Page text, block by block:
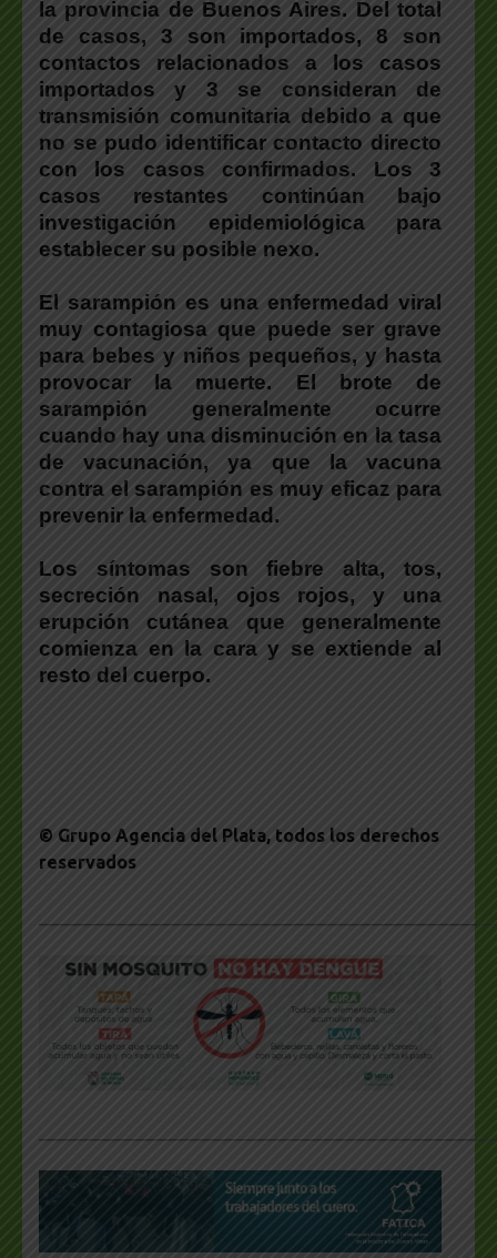
la provincia de Buenos Aires. Del total
de casos, 3 son importados, 8 son
contactos relacionados a los casos
importados y 3 se consideran de
transmisión comunitaria debido a que
no se pudo identificar contacto directo
con los casos confirmados. Los 3
casos restantes continúan bajo
investigación epidemiológica para
establecer su posible nexo.
El sarampión es una enfermedad viral
muy contagiosa que puede ser grave
para bebes y niños pequeños, y hasta
provocar la muerte. El brote de
sarampión generalmente ocurre
cuando hay una disminución en la tasa
de vacunación, ya que la vacuna
contra el sarampión es muy eficaz para
prevenir la enfermedad.
Los síntomas son fiebre alta, tos,
secreción nasal, ojos rojos, y una
erupción cutánea que generalmente
comienza en la cara y se extiende al
resto del cuerpo.
© Grupo Agencia del Plata, todos los derechos
reservados